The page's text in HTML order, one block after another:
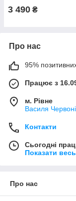
3 490 ₴
Про нас
95% позитивних
Працює з
м. Рівне
Василя
Контакти
Сьогодні
Показати
Про нас